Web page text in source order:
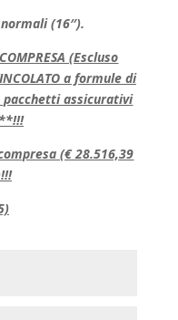
(16″).
(Escluso
a formule di
assicurativi
(€ 28.516,39